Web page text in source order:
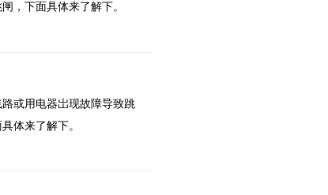
，下面具体来了解下。
或用电器岀现故障导致跳
体来了解下。